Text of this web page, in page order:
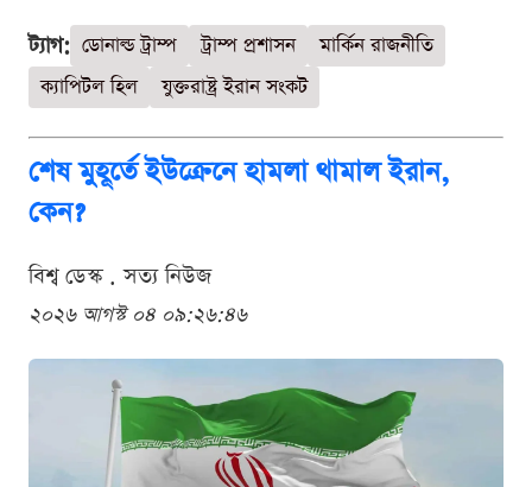
ট্যাগ: ডোনাল্ড ট্রাম্প ট্রাম্প প্রশাসন
মার্কিন রাজনীতি
ক্যাপিটল হিল
যুক্তরাষ্ট্র ইরান সংকট
শেষ মুহূর্তে ইউক্রেনে হামলা থামাল ইরান,
কেন?
বিশ্ব ডেস্ক . সত্য নিউজ
২০২৬ আগস্ট ০৪ ০৯:২৬:৪৬